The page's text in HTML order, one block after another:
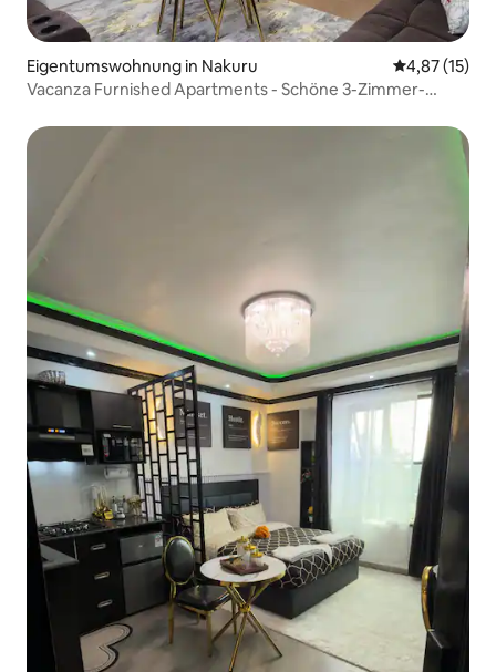
Eigentumswohnung in Nakuru
4,87 (15)
Vacanza Furnished Apartments - Schöne 3-Zimmer-